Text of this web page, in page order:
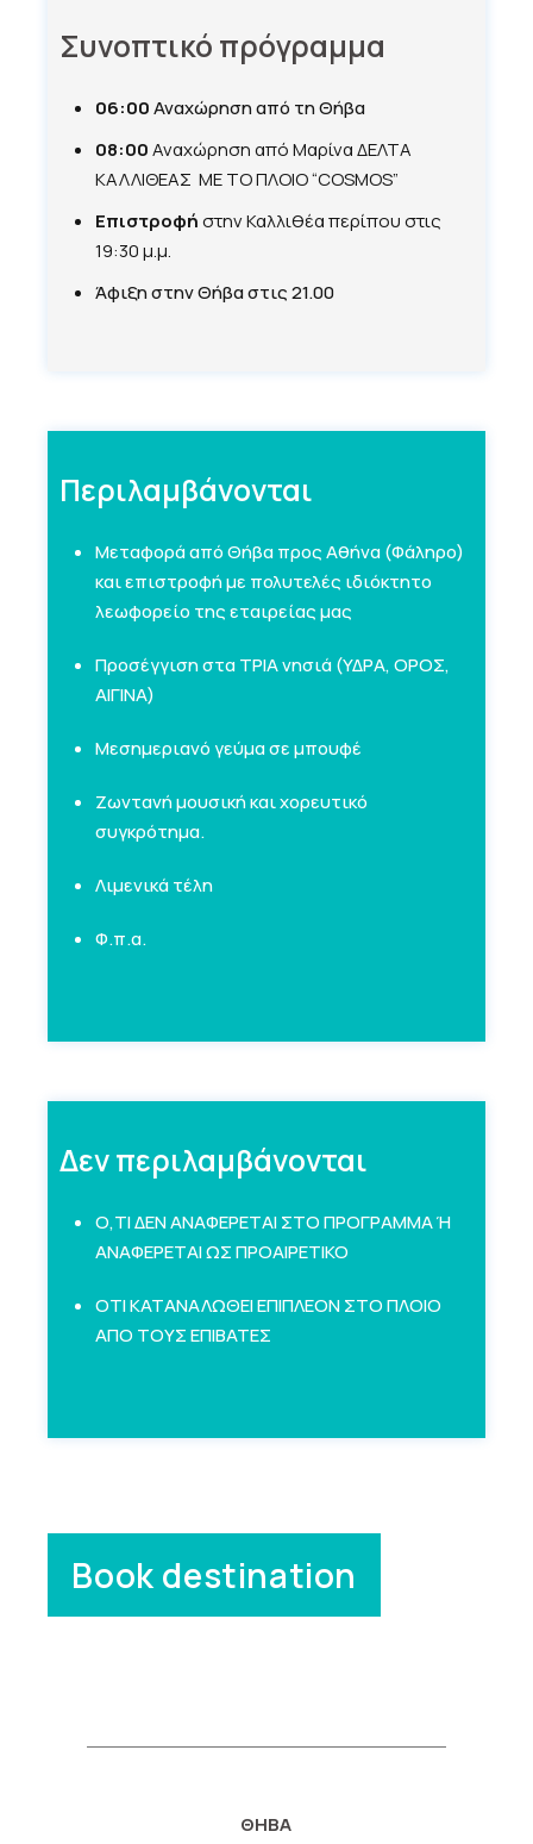
Συνοπτικό πρόγραμμα
06:00Αναχώρηση από τη Θήβα
08:00Αναχώρηση από Μαρίνα ΔΕΛΤΑ
ΚΑΛΛΙΘΕΑΣ ΜΕ ΤΟ ΠΛΟΙΟ “COSMOS”
Επιστροφήστην Καλλιθέα περίπου στις
19:30 μ.μ.
Άφιξη στην Θήβα στις 21.00
Περιλαμβάνονται
Μεταφορά από Θήβα προς Αθήνα (Φάληρο)
και επιστροφή με πολυτελές ιδιόκτητο
λεωφορείο της εταιρείας μας
Προσέγγιση στα ΤΡΙΑ νησιά (ΥΔΡΑ, ΟΡΟΣ,
ΑΙΓΙΝΑ)
Μεσημεριανό γεύμα σε μπουφέ
Ζωντανή μουσική και χορευτικό
συγκρότημα.
Λιμενικά τέλη
Φ.π.α.
Δεν περιλαμβάνονται
Ο,ΤΙ ΔΕΝ ΑΝΑΦΕΡΕΤΑΙ ΣΤΟ ΠΡΟΓΡΑΜΜΑ Ή
ΑΝΑΦΕΡΕΤΑΙ ΩΣ ΠΡΟΑΙΡΕΤΙΚΟ
ΟΤΙ ΚΑΤΑΝΑΛΩΘΕΙ ΕΠΙΠΛΕΟΝ ΣΤΟ ΠΛΟΙΟ
ΑΠΟ ΤΟΥΣ ΕΠΙΒΑΤΕΣ
Book destination
ΘΗΒΑ